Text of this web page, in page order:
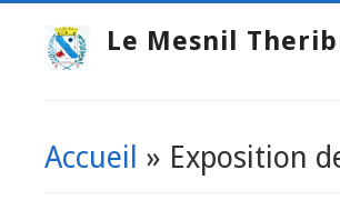
Le Mesnil
Vous êtes ici
Accueil » Exposition